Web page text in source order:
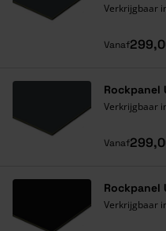
Verkrijgbaar
Vanaf
Rockpanel
Verkrijgbaar
Vanaf
Rockpanel
Verkrijgbaar